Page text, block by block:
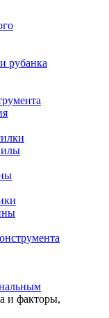
рубанка
и факторы,